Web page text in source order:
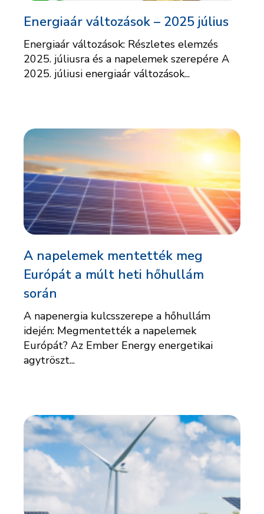
Energiaár változások – 2025 július
Energiaár változások: Részletes elemzés
2025. júliusra és a napelemek szerepére A
2025. júliusi energiaár változások...
A napelemek mentették meg
Európát a múlt heti hőhullám
során
A napenergia kulcsszerepe a hőhullám
idején: Megmentették a napelemek
Európát? Az Ember Energy energetikai
agytröszt...